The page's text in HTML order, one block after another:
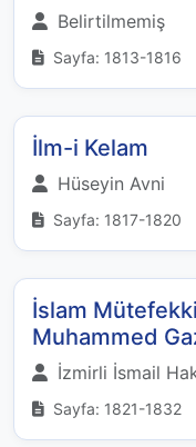
Belirtilmemiş
Sayfa: 1813-1816
İlm-i Kelam
Hüseyin Avni
Sayfa: 1817-1820
İslam
Muhammed
İzmirli İsmail
Sayfa: 1821-1832